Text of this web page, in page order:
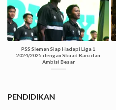
PSS Sleman Siap Hadapi Liga 1
2024/2025 dengan Skuad Baru dan
Ambisi Besar
PENDIDIKAN